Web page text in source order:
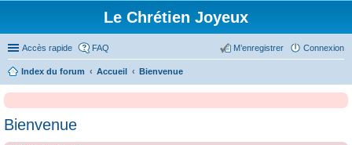
Le Chrétien Joyeux
Accès rapide FAQ Connexion
M’enregistrer
Index du forum Accueil Bienvenue
Bienvenue